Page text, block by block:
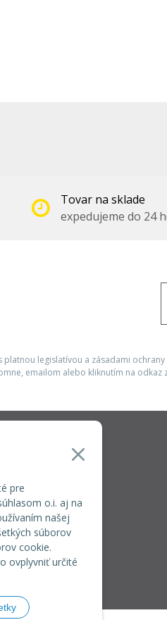
pre
o.i. aj na
našej
súborov
cookie.
ovplyvniť určité
Tovar na sklade
expedujeme do 24
legislatívou a zásadami
emailom alebo kliknutím na